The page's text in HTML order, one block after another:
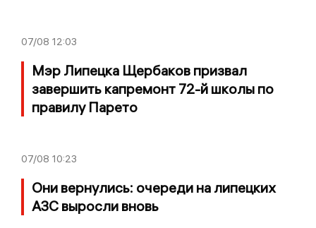
07/08 12:03
Мэр Липецка Щербаков призвал
завершить капремонт 72-й школы по
правилу Парето
07/08 10:23
Они вернулись: очереди на липецких
АЗС выросли вновь